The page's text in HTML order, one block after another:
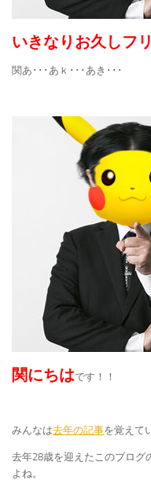
いきなりお久しフ
関あ･･･あｋ･･･あき･･･
関にちはです！！
みんなは去年の記事を覚えて
去年28歳を迎えたこのブログ
よね。